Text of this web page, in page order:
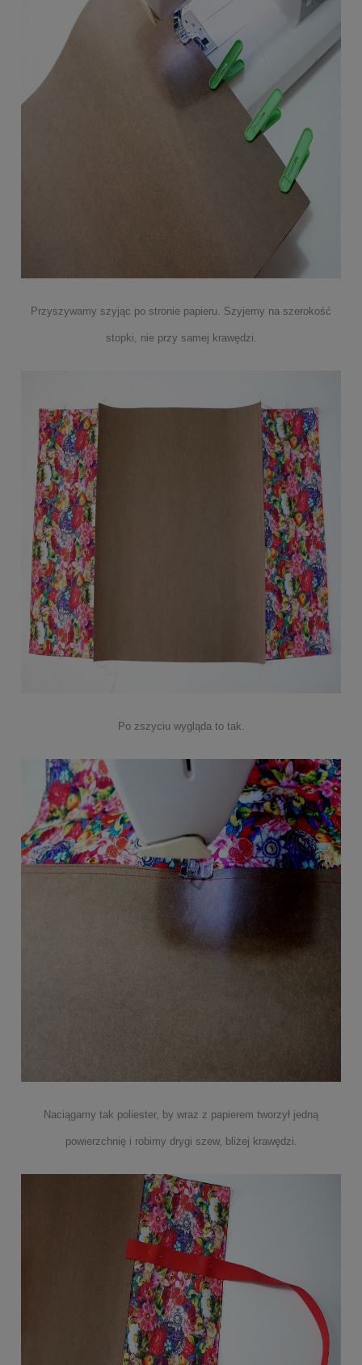
Przyszywamy szyjąc po stronie papieru. Szyjemy na szerokość
stopki, nie przy samej krawędzi.
Po zszyciu wygląda to tak.
Naciągamy tak poliester, by wraz z papierem tworzył jedną
powierzchnię i robimy drygi szew, bliżej krawędzi.